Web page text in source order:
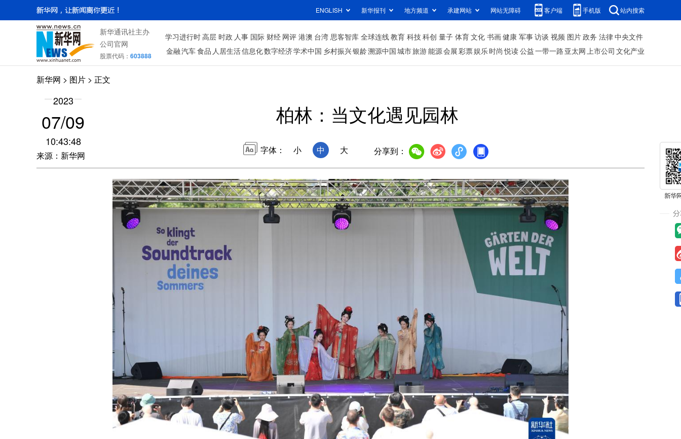
ENGLISH 新华报刊 地方频道 承建网站 网站无障碍 客户端 手机版 站内搜索
新华通讯社主办
公司官网
股票代码： 603888
学习进行时高层 时政 人事 国际 财经 网评 港澳 台湾 思客智库 全球连线教育 科技科创 量子 体育文化 书画健康 军事访谈 视频 图片政务 法律中央文件
金融汽车食品 人居生活信息化数字经济学术中国 乡村振兴银龄溯源中国城市旅游能源会展彩票娱乐时尚 悦读公益一带一路 亚太网上市公司 文化产业
新华网 > 图片 > 正文
2023
07/09
10:43:48
来源：新华网
柏林：当文化遇见园林
字体： 小 中 大 分享到：